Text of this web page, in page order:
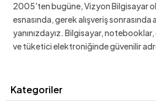
2005'ten bugüne, Vizyon Bilgisayar
esnasında, gerek alışveriş
yanınızdayız. Bilgisayar,
ve tüketici elektroniğinde güvenilir
Kategoriler